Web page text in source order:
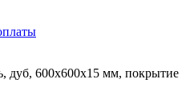
дуб, 600х600х15 мм, покрытие